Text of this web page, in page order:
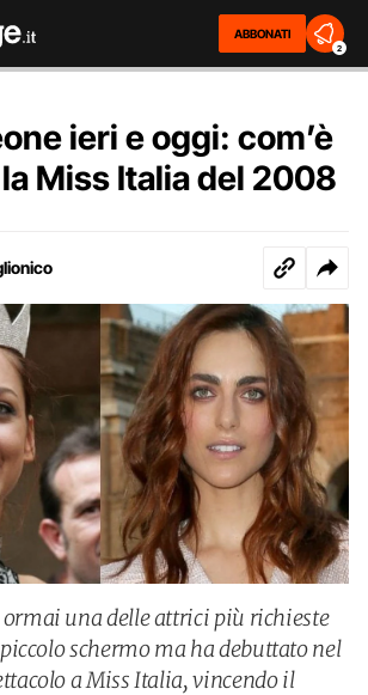
ABBONATI
2
ieri e oggi: com’è
Miss Italia del 2008
una delle attrici più richieste
schermo ma ha debuttato nel
a Miss Italia, vincendo il